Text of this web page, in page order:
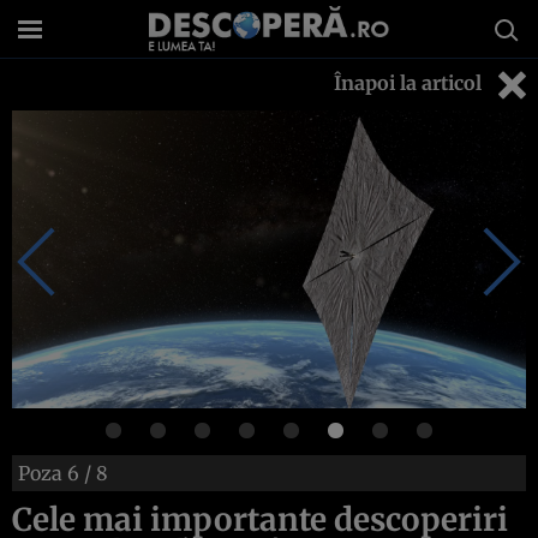
Înapoi la articol
Poza 6 / 8
Cele mai importante descoperiri